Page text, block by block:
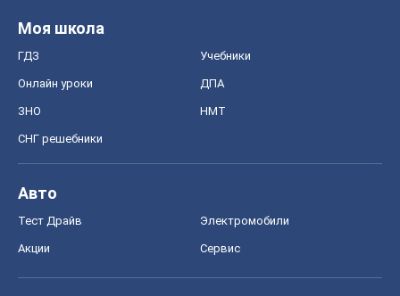
Моя школа
ГДЗ Учебники
Онлайн уроки ДПА
ЗНО НМТ
СНГ решебники
Авто
Тест Драйв Электромобили
Акции Сервис